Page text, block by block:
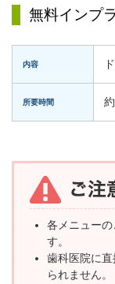
無料インプ
内容
所要時間
各メニュー
す。
歯科医院に
られません。